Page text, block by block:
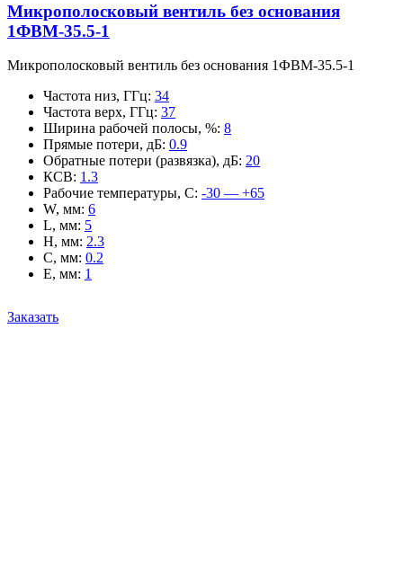
Микрополосковый вентиль без основания
1ФВМ-35.5-1
Микрополосковый вентиль без основания 1ФВМ-35.5-1
Частота низ, ГГц: 34
Частота верх, ГГц: 37
Ширина рабочей полосы, %: 8
Прямые потери, дБ: 0.9
Обратные потери (развязка), дБ: 20
КСВ: 1.3
Рабочие температуры, С: -30 — +65
W, мм: 6
L, мм: 5
H, мм: 2.3
C, мм: 0.2
E, мм: 1
Заказать